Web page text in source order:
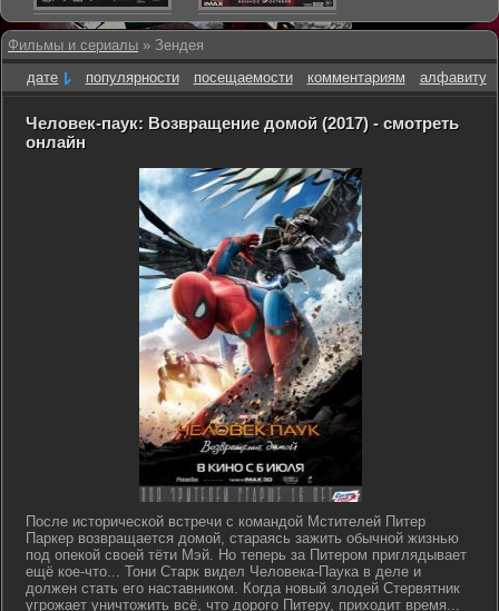
Фильмы и сериалы » Зендея
дате
популярности посещаемости комментариям алфавиту
Человек-паук: Возвращение домой (2017) - смотреть
онлайн
После исторической встречи с командой Мстителей Питер
Паркер возвращается домой, стараясь зажить обычной жизнью
под опекой своей тёти Мэй. Но теперь за Питером приглядывает
ещё кое-что... Тони Старк видел Человека-Паука в деле и
должен стать его наставником. Когда новый злодей Стервятник
угрожает уничтожить всё, что дорого Питеру, приходит время...